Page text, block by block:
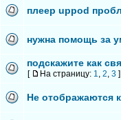
плеер uppod
нужна помощь за
подскажите как
[ На страницу: 1, 2, 3 ]
Не отображаются